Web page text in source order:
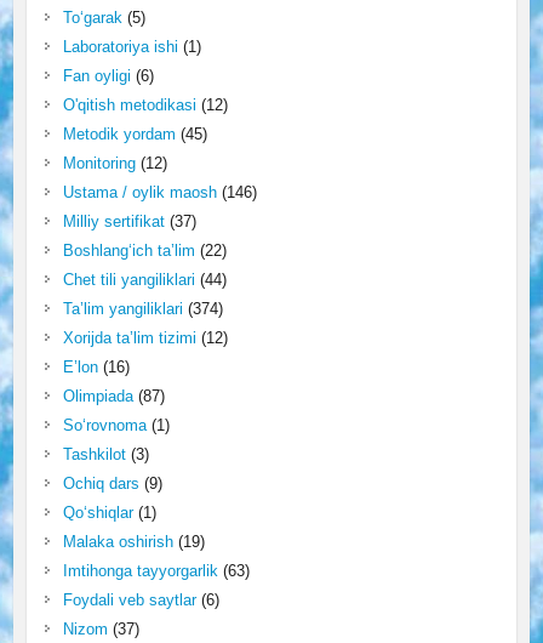
To‘garak(5)
Laboratoriya ishi (1)
Fan oyligi (6)
O'qitish metodikasi (12)
Metodik yordam (45)
Monitoring(12)
Ustama / oylik maosh(146)
Milliy sertifikat(37)
Boshlang‘ich ta’lim (22)
Chet tili yangiliklari (44)
Ta’lim yangiliklari (374)
Xorijda ta’lim tizimi (12)
E’lon(16)
Olimpiada(87)
So‘rovnoma(1)
Tashkilot(3)
Ochiq dars (9)
Qo‘shiqlar(1)
Malaka oshirish(19)
Imtihonga tayyorgarlik(63)
Foydali veb saytlar(6)
Nizom (37)